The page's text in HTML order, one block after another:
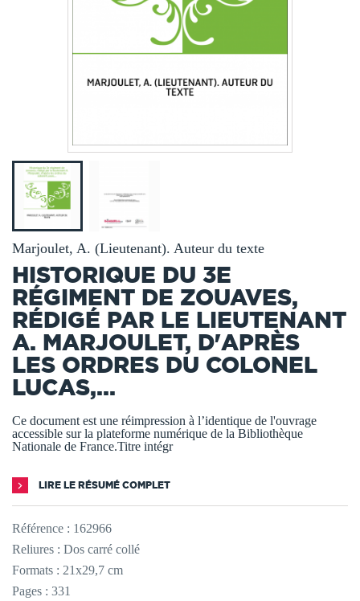
Marjoulet, A. (Lieutenant). Auteur du texte
HISTORIQUE DU 3E
RÉGIMENT DE ZOUAVES,
RÉDIGÉ PAR LE LIEUTENANT
A. MARJOULET, D'APRÈS
LES ORDRES DU COLONEL
LUCAS,...
Ce document est une réimpression à l’identique de l'ouvrage
accessible sur la plateforme numérique de la Bibliothèque
Nationale de France.Titre intégr
LIRE LE RÉSUMÉ COMPLET
Référence : 162966
Reliures : Dos carré collé
Formats : 21x29,7 cm
Pages : 331